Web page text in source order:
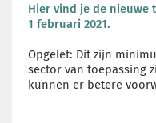
Hier vind je de nieuwe
1 februari 2021.
Opgelet: Dit zijn
sector van toepassing
kunnen er betere